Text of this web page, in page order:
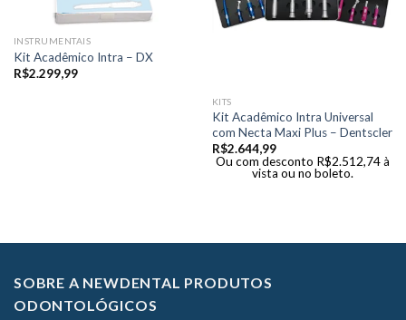
INSTRUMENTAIS
Kit Acadêmico Intra – DX
R$2.299,99
KITS
Kit Acadêmico Intra Universal
com Necta Maxi Plus – Dentscler
R$2.644,99
Ou com desconto R$2.512,74 à
vista ou no boleto.
SOBRE A NEWDENTAL PRODUTOS
ODONTOLÓGICOS